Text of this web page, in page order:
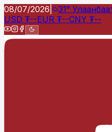
08/07/2026 31°
USD ₮--EUR ₮--CNY ₮--